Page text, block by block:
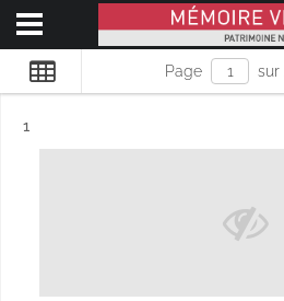
Mémoire Vive patrimoine
Ouvrir le menu déroulant
Page sur
Résultat n°
1